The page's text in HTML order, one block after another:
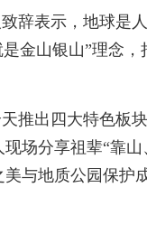
辞表示，地球是
金山银山”理念
推出四大特色板
场分享祖辈“靠
与地质公园保护